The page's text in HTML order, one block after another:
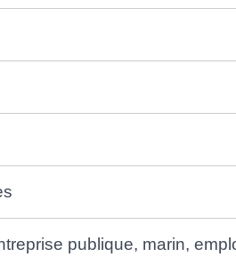
publique, marin,